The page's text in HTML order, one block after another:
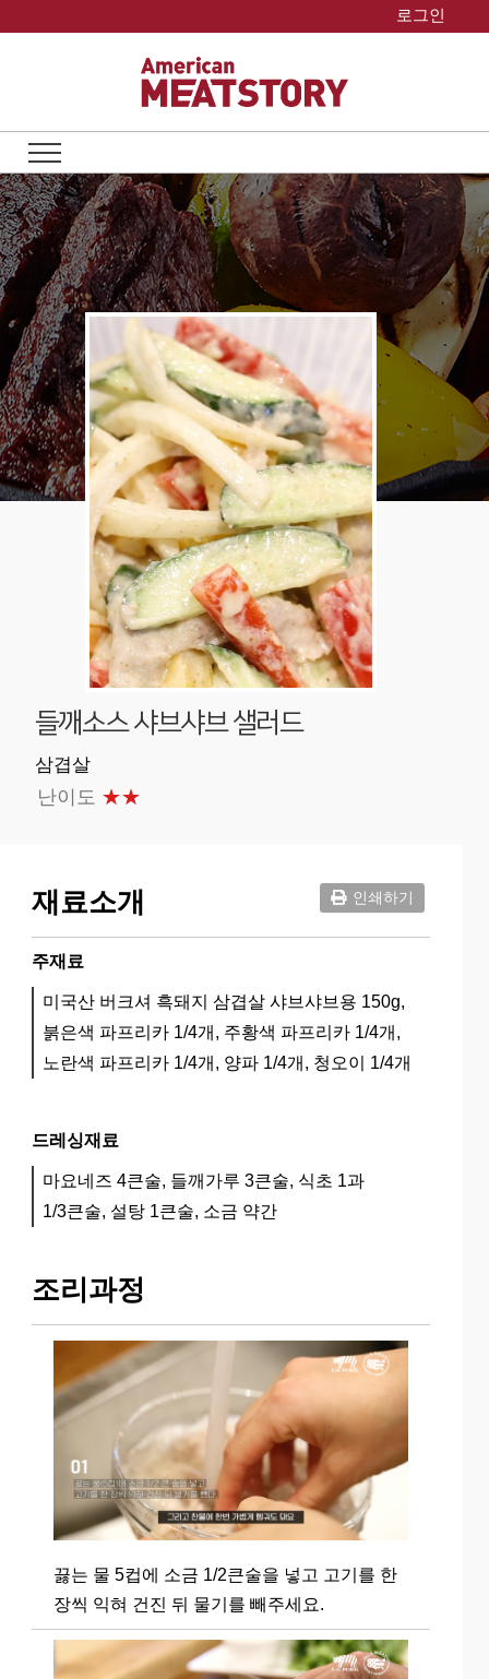
로그인
들깨소스 샤브샤브 샐러드
삼겹살
난이도 ★★
재료소개 인쇄하기
주재료
미국산 버크셔 흑돼지 삼겹살 샤브샤브용 150g,
붉은색 파프리카 1/4개, 주황색 파프리카 1/4개,
노란색 파프리카 1/4개, 양파 1/4개, 청오이 1/4개
드레싱재료
마요네즈 4큰술, 들깨가루 3큰술, 식초 1과
1/3큰술, 설탕 1큰술, 소금 약간
조리과정
끓는 물 5컵에 소금 1/2큰술을 넣고 고기를 한
장씩 익혀 건진 뒤 물기를 빼주세요.